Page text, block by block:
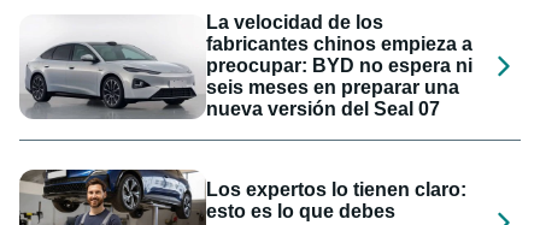
La velocidad de los
fabricantes chinos empieza a
preocupar: BYD no espera ni
seis meses en preparar una
nueva versión del Seal 07
Los expertos lo tienen claro:
esto es lo que debes